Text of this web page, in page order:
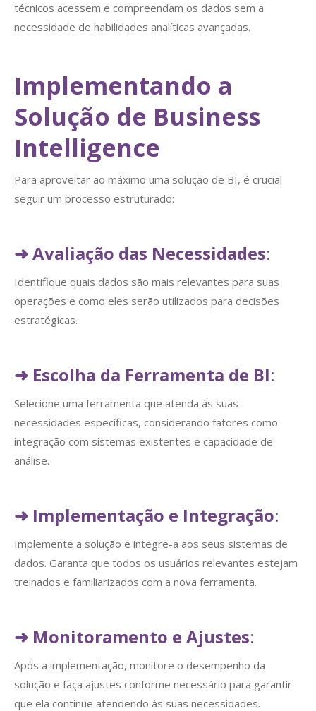
técnicos acessem e compreendam os dados sem a
necessidade de habilidades analíticas avançadas.
Implementando a
Solução de Business
Intelligence
Para aproveitar ao máximo uma solução de BI, é crucial
seguir um processo estruturado:
➜Avaliação das Necessidades:
Identifique quais dados são mais relevantes para suas
operações e como eles serão utilizados para decisões
estratégicas.
➜ Escolha da Ferramenta de BI:
Selecione uma ferramenta que atenda às suas
necessidades específicas, considerando fatores como
integração com sistemas existentes e capacidade de
análise.
➜ Implementação e Integração:
Implemente a solução e integre-a aos seus sistemas de
dados. Garanta que todos os usuários relevantes estejam
treinados e familiarizados com a nova ferramenta.
➜ Monitoramento e Ajustes:
Após a implementação, monitore o desempenho da
solução e faça ajustes conforme necessário para garantir
que ela continue atendendo às suas necessidades.